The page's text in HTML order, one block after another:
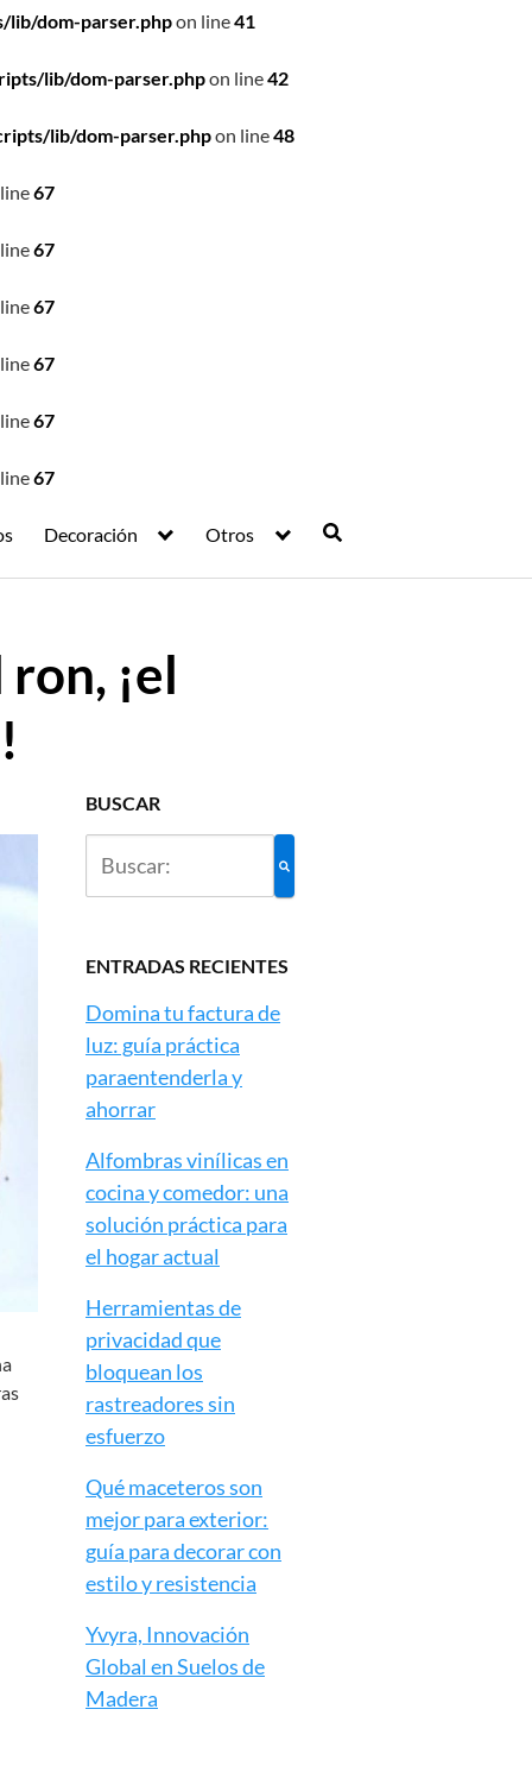
dom-parser.phpon line41
lib/dom-parser.phpon line42
lib/dom-parser.phpon line48
67
67
67
67
67
67
Decoración Otros
¡el
BUSCAR
ENTRADAS RECIENTES
Domina tu factura de
luz: guía práctica
paraentenderla y
ahorrar
Alfombras vinílicas en
cocina y comedor: una
solución práctica para
el hogar actual
Herramientas de
privacidad que
bloquean los
rastreadores sin
esfuerzo
Qué maceteros son
mejor para exterior:
guía para decorar con
estilo y resistencia
Yvyra, Innovación
Global en Suelos de
Madera